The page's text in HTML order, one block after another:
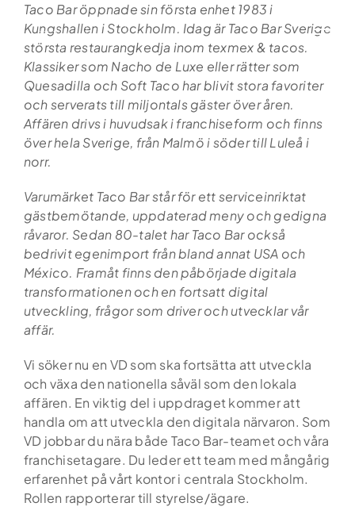
Skip
content
Taco Bar öppnade sin första enhet 1983 i
Kungshallen i Stockholm. Idag är Taco Bar Sverige
största restaurangkedja inom texmex & tacos.
Klassiker som Nacho de Luxe eller rätter som
Quesadilla och Soft Taco har blivit stora favoriter
och serverats till miljontals gäster över åren.
Affären drivs i huvudsak i franchiseform och finns
över hela Sverige, från Malmö i söder till Luleå i
norr.
Varumärket Taco Bar står för ett serviceinriktat
gästbemötande, uppdaterad meny och gedigna
råvaror. Sedan 80-talet har Taco Bar också
bedrivit egenimport från bland annat USA och
México. Framåt finns den påbörjade digitala
transformationen och en fortsatt digital
utveckling, frågor som driver och utvecklar vår
affär.
Vi söker nu en VD som ska fortsätta att utveckla
och växa den nationella såväl som den lokala
affären. En viktig del i uppdraget kommer att
handla om att utveckla den digitala närvaron. Som
VD jobbar du nära både Taco Bar-teamet och våra
franchisetagare. Du leder ett team med mångårig
erfarenhet på vårt kontor i centrala Stockholm.
Rollen rapporterar till styrelse/ägare.